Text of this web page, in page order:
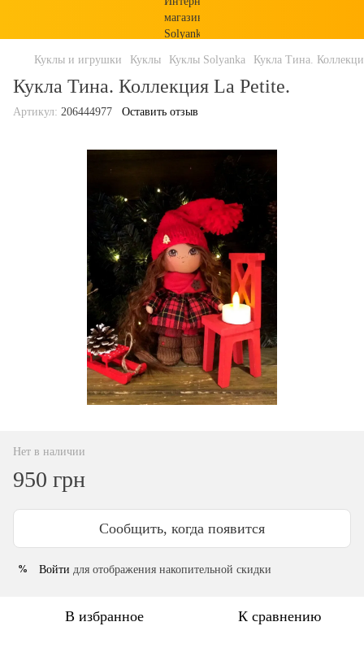
Куклы и игрушки Куклы Куклы Solyanka Кукла Тина.
Кукла Тина. Коллекция La Petite.
Артикул: 206444977 Оставить отзыв
Нет в наличии
950 грн
Сообщить, когда появится
% Войти для отображения накопительной скидки
В избранное К сравнению